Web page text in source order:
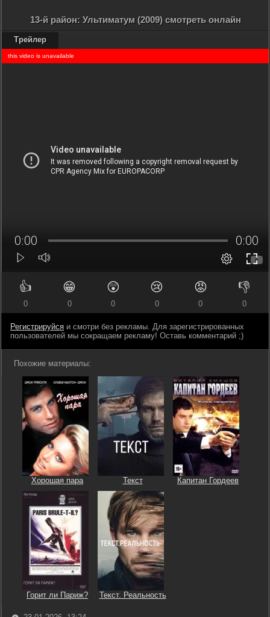
13-й район: Ультиматум (2009) смотреть онлайн
Трейлер
👍
0
😁
0
😲
0
😢
0
😡
0
👎
0
Регистрируйся и смотри без рекламы. Для зарегистрированных
пользователей мы сокращаем рекламу! Оставь комментарий ;)
Похожие материалы:
Хорошая пара Текст Капитан Гордеев
Горит ли Париж? Текст. Реальность